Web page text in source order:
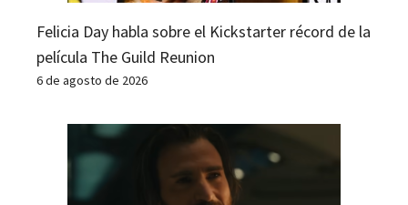
Felicia Day habla sobre el Kickstarter récord de la
película The Guild Reunion
6 de agosto de 2026